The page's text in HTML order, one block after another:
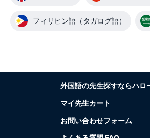
フィリピン語（タガログ語）
外国語の先生探すならハロ
マイ先生カート
お問い合わせフォーム